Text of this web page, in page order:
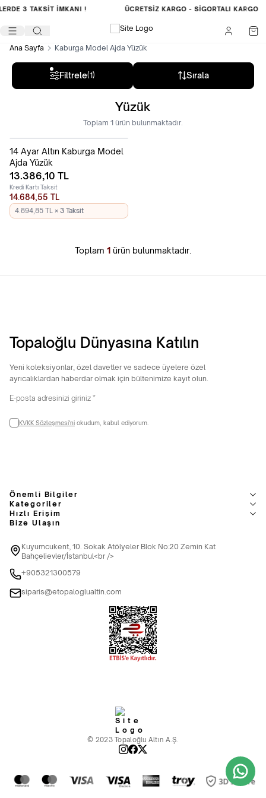
3 TAKSİT İMKANI ! ÜCRETSIZ KARGO - SIGORTALI KARGO
Ana Sayfa Kaburga Model Ajda Yüzük
Filtrele(1) Sırala
Yüzük
Toplam 1 ürün bulunmaktadır.
14 Ayar Altın Kaburga Model
Ajda Yüzük
13.386,10 TL
Kredi Kartı Taksit
14.684,55 TL
4.894,85 TL × 3 Taksit
Toplam 1 ürün bulunmaktadır.
Topaloğlu Dünyasına Katılın
Yeni koleksiyonlar, özel davetler ve sadece üyelere özel
ayrıcalıklardan haberdar olmak için bültenimize kayıt olun.
KVKK Sözleşmesi'ni okudum, kabul ediyorum.
Önemli Bilgiler
Kategoriler
Hızlı Erişim
Bize Ulaşın
Kuyumcukent, 10. Sokak Atölyeler Blok No:20 Zemin Kat
Bahçelievler/İstanbul<br />
+905321300579
siparis@etopaloglualtin.com
© 2023 Topaloğlu Altın A.Ş.